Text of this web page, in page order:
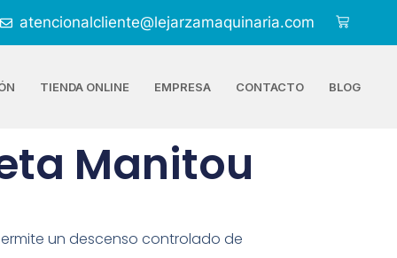
atencionalcliente@lejarzamaquinaria.com
TIENDA ONLINE EMPRESA CONTACTO BLOG
Manitou
un descenso controlado de